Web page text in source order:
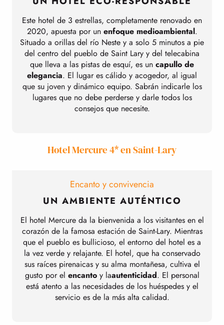
Este hotel de 3 estrellas, completamente renovado en
2020, apuesta por un enfoque medioambiental.
Situado a orillas del río Neste y a solo 5 minutos a pie
del centro del pueblo de Saint Lary y del telecabina
que lleva a las pistas de esquí, es un capullo de
elegancia. El lugar es cálido y acogedor, al igual
que su joven y dinámico equipo. Sabrán indicarle los
lugares que no debe perderse y darle todos los
consejos que necesite.
Hotel Mercure 4* en Saint-Lary
Encanto y convivencia
UN AMBIENTE AUTÉNTICO
El hotel Mercure da la bienvenida a los visitantes en el
corazón de la famosa estación de Saint-Lary. Mientras
que el pueblo es bullicioso, el entorno del hotel es a
la vez verde y relajante. El hotel, que ha conservado
sus raíces pirenaicas y su alma montañesa, cultiva el
gusto por el encantoy laautenticidad. El personal
está atento a las necesidades de los huéspedes y el
servicio es de la más alta calidad.